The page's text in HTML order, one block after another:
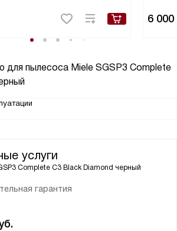
6 000
для пылесоса Miele SGSP3 Complete
услуги
Complete C3 Black Diamond черный
гарантия